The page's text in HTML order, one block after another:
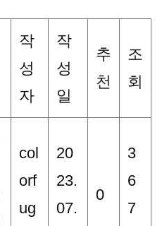
작
성
자
작
성
일
추
천
조
회
col
orf
ug
20
23.
07.
0
3
6
7